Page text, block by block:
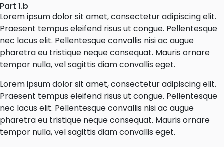
Part 1.b
Lorem ipsum dolor sit amet, consectetur adipiscing elit.
Praesent tempus eleifend risus ut congue. Pellentesque
nec lacus elit. Pellentesque convallis nisi ac augue
pharetra eu tristique neque consequat. Mauris ornare
tempor nulla, vel sagittis diam convallis eget.
Lorem ipsum dolor sit amet, consectetur adipiscing elit.
Praesent tempus eleifend risus ut congue. Pellentesque
nec lacus elit. Pellentesque convallis nisi ac augue
pharetra eu tristique neque consequat. Mauris ornare
tempor nulla, vel sagittis diam convallis eget.